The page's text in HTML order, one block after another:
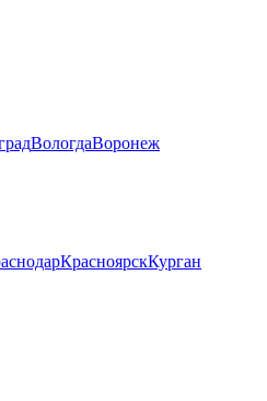
ВологдаВоронеж
КрасноярскКурган